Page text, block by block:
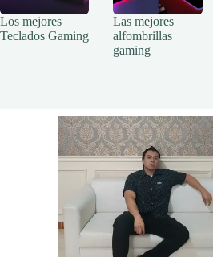
Los mejores
Teclados Gaming
Las mejores
alfombrillas
gaming